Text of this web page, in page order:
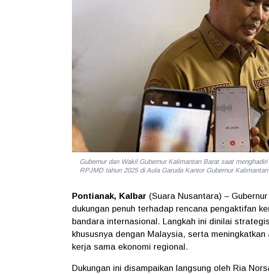
Gubernur dan Wakil Gubernur Kalimantan Barat saat
RPJMD tahun 2025 di Aula Garuda Kantor Gubernur
Pontianak, Kalbar (Suara Nusantara) –
dukungan penuh terhadap rencana pengaktifan
bandara internasional. Langkah ini dinilai
khususnya dengan Malaysia, serta
kerja sama ekonomi regional.
Dukungan ini disampaikan langsung oleh Ria